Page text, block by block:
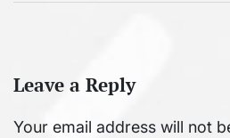
Leave a Reply
Your email address will not